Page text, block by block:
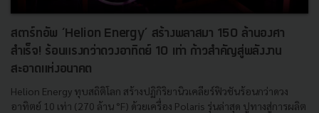
สตาร์ทอัพ ‘Helion Energy’ สร้างพลาสมา 150 ล้านองศา
สำเร็จ! ร้อนแรงกว่าดวงอาทิตย์ 10 เท่า ก้าวสำคัญสู่พลังงาน
สะอาดแห่งอนาคต
Helion Energy ทุบสถิติโลก สร้างปฏิกิริยานิวเคลียร์ฟิวชันร้อนกว่าดวง
อาทิตย์ 10 เท่า (270 ล้าน °F) ด้วยเครื่อง Polaris รุ่นล่าสุด ปูทางสู่การผลิต